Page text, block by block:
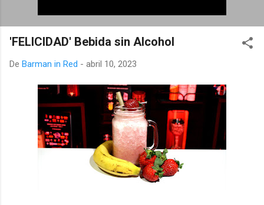
'FELICIDAD' Bebida sin Alcohol
De Barman in Red - abril 10, 2023